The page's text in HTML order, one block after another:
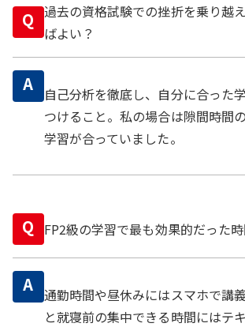
Q 過去の資格試験での挫折を乗り越
ばよい？
A
自己分析を徹底し、自分に合った
つけること。私の場合は隙間時間
学習が合っていました。
Q FP2級の学習で最も効果的だった
A 通勤時間や昼休みにはスマホで講
と就寝前の集中できる時間にはテ